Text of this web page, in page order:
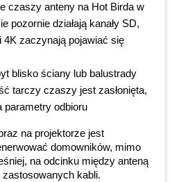
czaszy anteny na Hot Birda w
pozornie działają kanały SD,
4K zaczynają pojawiać się
blisko ściany lub balustrady
tarczy czaszy jest zasłonięta,
parametry odbioru
na projektorze jest
domowników, mimo
na odcinku między anteną
kabli.